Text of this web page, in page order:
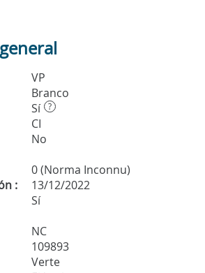
VP
Branco
Sí ?
CI
No
0 (Norma Inconnu)
:
13/12/2022
Sí
NC
109893
Verte